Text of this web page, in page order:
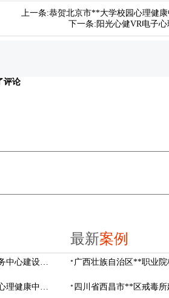
上一条:恭贺北京市**大学校园心理健
下一条: 阳光心健VR电子
评论
恭贺上海市**社区心理服务中心建设项目由阳光心健代理商中标
恭贺上海市**大学**学院心理健康中心建设项目由阳光心健代理商中标
最新案例